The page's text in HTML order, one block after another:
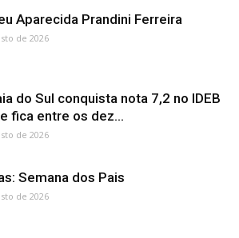
Aparecida Prandini Ferreira
de 2026
do Sul conquista nota 7,2 no IDEB
fica entre os dez...
de 2026
Semana dos Pais
de 2026